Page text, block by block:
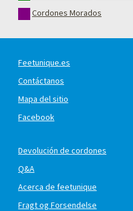
Cordones Morados
Feetunique.es
Contáctanos
Mapa del sitio
Facebook
Devolución de cordones
Q&A
Acerca de feetunique
Fragt og Forsendelse